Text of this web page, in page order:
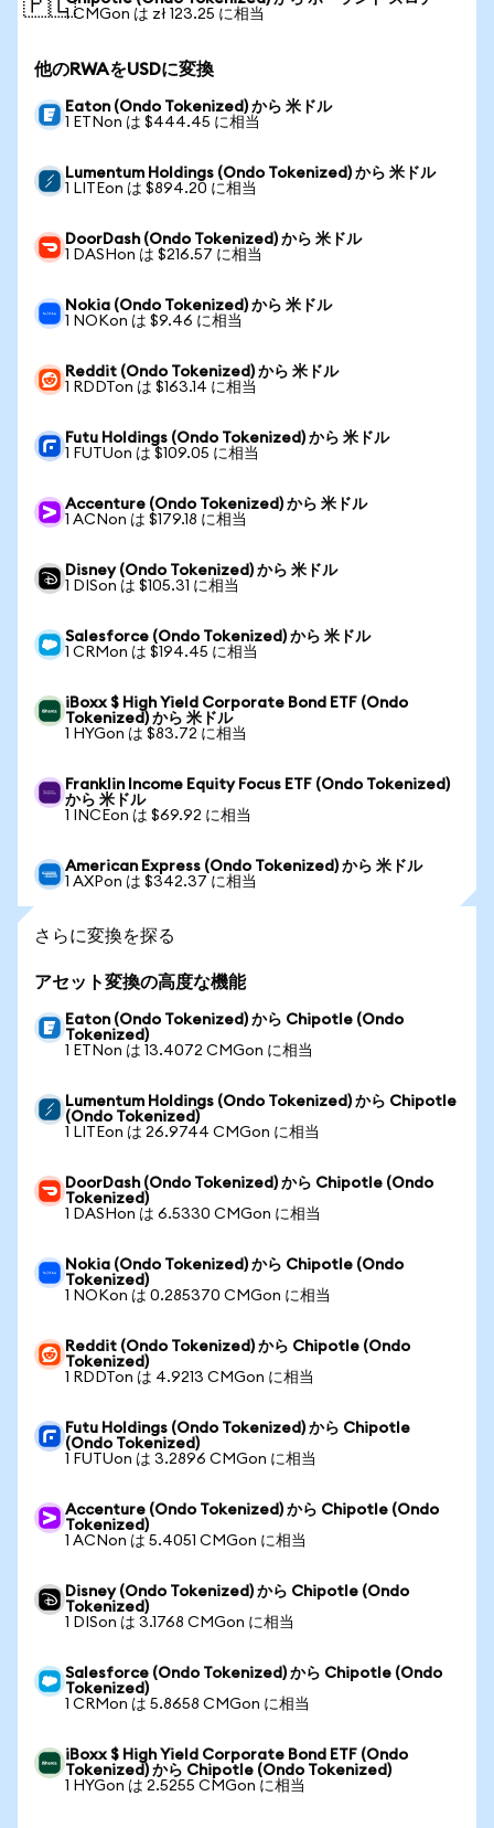
🇵🇱1 CMGon は zł 123.25 に相当
他のRWAをUSDに変換
Eaton (Ondo Tokenized) から 米ドル
1 ETNon は $444.45 に相当
Lumentum Holdings (Ondo Tokenized) から 米ドル
1 LITEon は $894.20 に相当
DoorDash (Ondo Tokenized) から 米ドル
1 DASHon は $216.57 に相当
Nokia (Ondo Tokenized) から 米ドル
1 NOKon は $9.46 に相当
Reddit (Ondo Tokenized) から 米ドル
1 RDDTon は $163.14 に相当
Futu Holdings (Ondo Tokenized) から 米ドル
1 FUTUon は $109.05 に相当
Accenture (Ondo Tokenized) から 米ドル
1 ACNon は $179.18 に相当
Disney (Ondo Tokenized) から 米ドル
1 DISon は $105.31 に相当
Salesforce (Ondo Tokenized) から 米ドル
1 CRMon は $194.45 に相当
iBoxx $ High Yield Corporate Bond ETF (Ondo
Tokenized) から 米ドル
1 HYGon は $83.72 に相当
Franklin Income Equity Focus ETF (Ondo Tokenized)
から 米ドル
1 INCEon は $69.92 に相当
American Express (Ondo Tokenized) から 米ドル
1 AXPon は $342.37 に相当
さらに変換を探る
アセット変換の高度な機能
Eaton (Ondo Tokenized) から Chipotle (Ondo
Tokenized)
1 ETNon は 13.4072 CMGon に相当
Lumentum Holdings (Ondo Tokenized) から Chipotle
(Ondo Tokenized)
1 LITEon は 26.9744 CMGon に相当
DoorDash (Ondo Tokenized) から Chipotle (Ondo
Tokenized)
1 DASHon は 6.5330 CMGon に相当
Nokia (Ondo Tokenized) から Chipotle (Ondo
Tokenized)
1 NOKon は 0.285370 CMGon に相当
Reddit (Ondo Tokenized) から Chipotle (Ondo
Tokenized)
1 RDDTon は 4.9213 CMGon に相当
Futu Holdings (Ondo Tokenized) から Chipotle
(Ondo Tokenized)
1 FUTUon は 3.2896 CMGon に相当
Accenture (Ondo Tokenized) から Chipotle (Ondo
Tokenized)
1 ACNon は 5.4051 CMGon に相当
Disney (Ondo Tokenized) から Chipotle (Ondo
Tokenized)
1 DISon は 3.1768 CMGon に相当
Salesforce (Ondo Tokenized) から Chipotle (Ondo
Tokenized)
1 CRMon は 5.8658 CMGon に相当
iBoxx $ High Yield Corporate Bond ETF (Ondo
Tokenized) から Chipotle (Ondo Tokenized)
1 HYGon は 2.5255 CMGon に相当